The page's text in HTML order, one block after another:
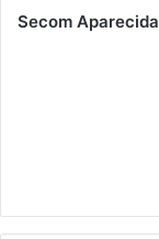
Secom Aparecida